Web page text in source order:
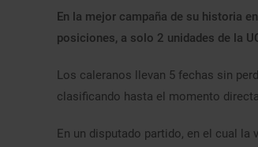
En la mejor campaña de su historia
posiciones, a solo 2 unidades de la
Los caleranos llevan 5 fechas sin
clasificando hasta el momento
En un disputado partido, en el cual